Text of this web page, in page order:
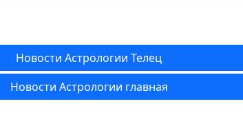
Новости Астрологии Телец
Новости Астрологии главная